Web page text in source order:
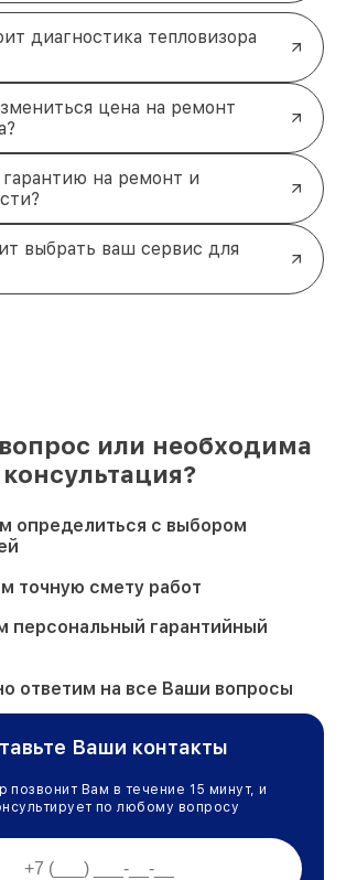
диагностика тепловизора
цена на ремонт
на ремонт и
выбрать ваш сервис для
или необходима
консультация?
определиться с выбором
точную смету работ
персональный гарантийный
ответим на все Ваши вопросы
Ваши контакты
позвонит Вам в течение 15 минут, и
по любому вопросу